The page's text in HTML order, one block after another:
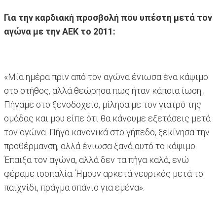
Για την καρδιακή προσβολή που υπέστη μετά τον
αγώνα με την ΑΕΚ το 2011:
«Μία ημέρα πριν από τον αγώνα ένιωσα ένα κάψιμο
στο στήθος, αλλά θεώρησα πως ήταν κάποια ίωση.
Πήγαμε στο ξενοδοχείο, μίλησα με τον γιατρό της
ομάδας και μου είπε ότι θα κάνουμε εξετάσεις μετά
τον αγώνα. Πήγα κανονικά στο γήπεδο, ξεκίνησα την
προθέρμανση, αλλά ένιωσα ξανά αυτό το κάψιμο.
Έπαιξα τον αγώνα, αλλά δεν τα πήγα καλά, ενώ
φέραμε ισοπαλία. Ήμουν αρκετά νευρικός μετά το
παιχνίδι, πράγμα σπάνιο για εμένα».